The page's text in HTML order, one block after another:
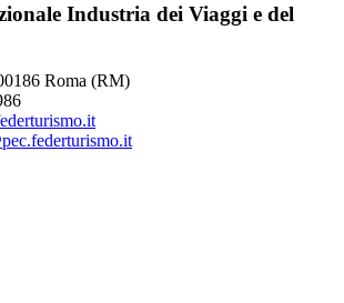
Industria dei Viaggi e del
Roma (RM)